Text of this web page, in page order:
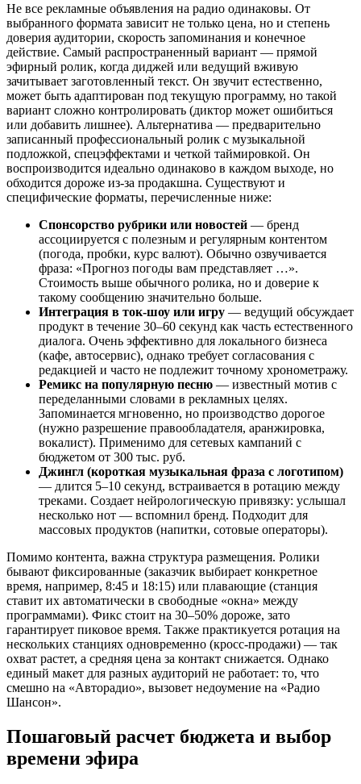
Не все рекламные объявления на радио одинаковы. От
выбранного формата зависит не только цена, но и степень
доверия аудитории, скорость запоминания и конечное
действие. Самый распространенный вариант — прямой
эфирный ролик, когда диджей или ведущий вживую
зачитывает заготовленный текст. Он звучит естественно,
может быть адаптирован под текущую программу, но такой
вариант сложно контролировать (диктор может ошибиться
или добавить лишнее). Альтернатива — предварительно
записанный профессиональный ролик с музыкальной
подложкой, спецэффектами и четкой таймировкой. Он
воспроизводится идеально одинаково в каждом выходе, но
обходится дороже из-за продакшна. Существуют и
специфические форматы, перечисленные ниже:
Спонсорство рубрики или новостей — бренд
ассоциируется с полезным и регулярным контентом
(погода, пробки, курс валют). Обычно озвучивается
фраза: «Прогноз погоды вам представляет …».
Стоимость выше обычного ролика, но и доверие к
такому сообщению значительно больше.
Интеграция в ток-шоу или игру — ведущий обсуждает
продукт в течение 30–60 секунд как часть естественного
диалога. Очень эффективно для локального бизнеса
(кафе, автосервис), однако требует согласования с
редакцией и часто не подлежит точному хронометражу.
Ремикс на популярную песню — известный мотив с
переделанными словами в рекламных целях.
Запоминается мгновенно, но производство дорогое
(нужно разрешение правообладателя, аранжировка,
вокалист). Применимо для сетевых кампаний с
бюджетом от 300 тыс. руб.
Джингл (короткая музыкальная фраза с логотипом)
— длится 5–10 секунд, встраивается в ротацию между
треками. Создает нейрологическую привязку: услышал
несколько нот — вспомнил бренд. Подходит для
массовых продуктов (напитки, сотовые операторы).
Помимо контента, важна структура размещения. Ролики
бывают фиксированные (заказчик выбирает конкретное
время, например, 8:45 и 18:15) или плавающие (станция
ставит их автоматически в свободные «окна» между
программами). Фикс стоит на 30–50% дороже, зато
гарантирует пиковое время. Также практикуется ротация на
нескольких станциях одновременно (кросс-продажи) — так
охват растет, а средняя цена за контакт снижается. Однако
единый макет для разных аудиторий не работает: то, что
смешно на «Авторадио», вызовет недоумение на «Радио
Шансон».
Пошаговый расчет бюджета и выбор
времени эфира